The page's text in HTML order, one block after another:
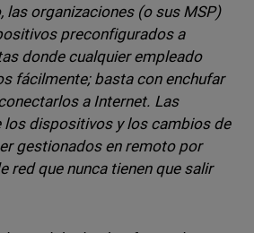
las organizaciones (o sus MSP)
preconfigurados a
donde cualquier empleado
fácilmente; basta con enchufar
a Internet. Las
los dispositivos y los cambios de
gestionados en remoto por
red que nunca tienen que salir